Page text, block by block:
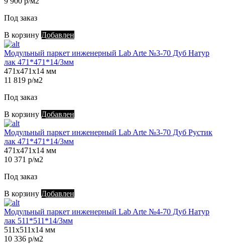
Под заказ
В корзину Добавлен
Модульный паркет инженерный Lab Arte №3-70 Дуб Натур
лак 471*471*14/3мм
471х471х14 мм
11 819 р/м2
Под заказ
В корзину Добавлен
Модульный паркет инженерный Lab Arte №3-70 Дуб Рустик
лак 471*471*14/3мм
471х471х14 мм
10 371 р/м2
Под заказ
В корзину Добавлен
Модульный паркет инженерный Lab Arte №4-70 Дуб Натур
лак 511*511*14/3мм
511х511х14 мм
10 336 р/м2